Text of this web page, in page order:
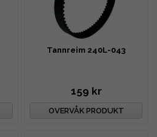
Tannreim 240L-043
159 kr
OVERVÅK PRODUKT